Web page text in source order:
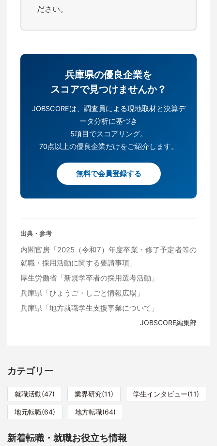
ださい。
兵庫県の優良企業を
スコアで見つけませんか？
JOBSCOREは、調査員による現地取材と決算デ
ータ分析に基づき
5項目でスコアリング。
70点以上の優良企業だけをご紹介します。
無料で会員登録する
出典・参考
内閣官房「2025（令和7）年度卒業・修了予定者等の
就職・採用活動に関する要請事項」
厚生労働省「新規学卒者の採用選考活動」
兵庫県「ひょうご・しごと情報広場」
兵庫県「地方就職学生支援事業について」
JOBSCORE編集部
カテゴリー
就職活動(47) 業界研究(11) 学生インタビュー(11)
地元転職(64) 地方転職(64)
新着転職・就職お役立ち情報